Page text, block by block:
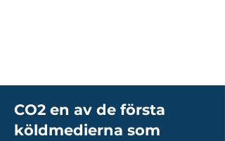
CO2 en av de första
köldmedierna som